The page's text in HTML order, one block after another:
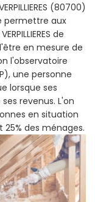
(80700)
permettre aux
de
en mesure de
l'observatoire
une personne
lorsque ses
revenus. L'on
en situation
des ménages.